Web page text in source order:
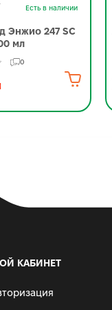
Есть в наличии
Энжио 247 SC
мл
0
КАБИНЕТ